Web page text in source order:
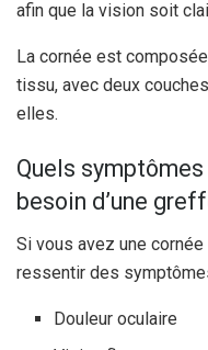
afin que la vision soit
La cornée est
tissu, avec deux
elles.
Quels
besoin d’une
Si vous avez une
ressentir des
Douleur oculaire